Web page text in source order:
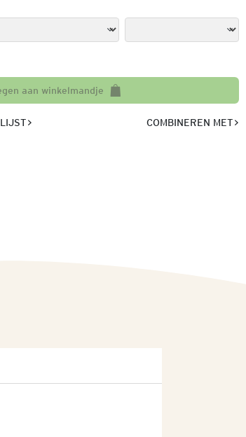
aan winkelmandje
COMBINEREN MET